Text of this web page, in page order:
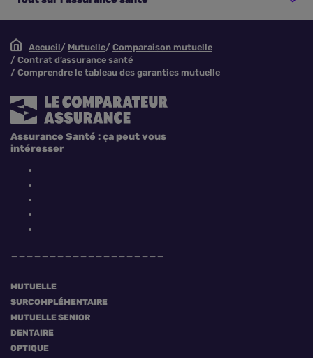
Accueil Mutuelle
Comparaison mutuelle
Contrat d’assurance santé
Comprendre le tableau des garanties mutuelle
MUTUELLE
SURCOMPLÉMENTAIRE
MUTUELLE SENIOR
DENTAIRE
OPTIQUE
Assurance Santé : ça peut vous
intéresser